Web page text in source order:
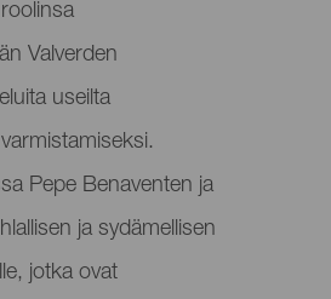
Valverden
useilta
Pepe Benaventen ja
ja sydämellisen
jotka ovat